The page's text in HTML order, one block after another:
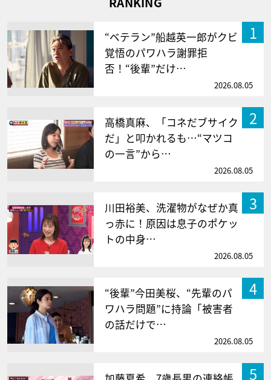
1
“ベテラン”船越英一郎がクビ
覚悟のパワハラ謝罪拒
否！“後輩”だけ…
2026.08.05
2
高橋真麻、「コネだブサイク
だ」と叩かれるも…“マツコ
の一言”から…
2026.08.05
3
川田裕美、洗濯物がなぜか真
っ赤に！原因は息子のポケッ
トの中身…
2026.08.05
4
“後輩”今田美桜、“先輩のパ
ワハラ問題”に持論「被害者
の話だけで…
2026.08.05
5